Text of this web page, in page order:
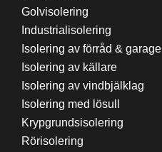
Golvisolering
Industrialisolering
Isolering av förråd & garage
Isolering av källare
Isolering av vindbjälklag
Isolering med lösull
Krypgrundsisolering
Rörisolering